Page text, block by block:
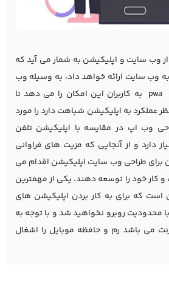
وب سایت و اپلیکیشن به شمار می آید که
وب سایت ارائه خواهد داد، به وسیله وب
اپلیکیشن پیش رونده یا pwa به کاربران این امکان را می دهد تا
عملکرد به اپلیکیشن شباهت دارد را مورد
وب اپ در مقایسه با اپلیکیشن تلفن
دارد و از آنجایی که مزیت های فراوانی
برای طراحی وب سایت اپلیکیشن اقدام می
کار خود را توسعه دهند. یکی از مهمترین
است که برای به کار بردن اپلیکیشن های
روبرو نخواهید شد و با توجه به
می باشد رم و حافظه موبایل را اشغال